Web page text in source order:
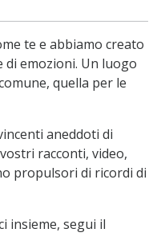
te e abbiamo creato
emozioni. Un luogo
quella per le
aneddoti di
racconti, video,
propulsori di ricordi di
insieme, segui il